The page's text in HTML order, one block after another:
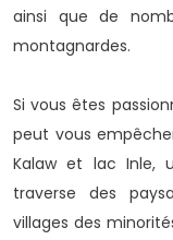
ainsi que de
montagnardes.
Si vous êtes
peut vous
Kalaw et lac Inle,
traverse des
villages des